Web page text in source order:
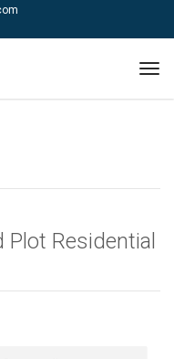
Residential